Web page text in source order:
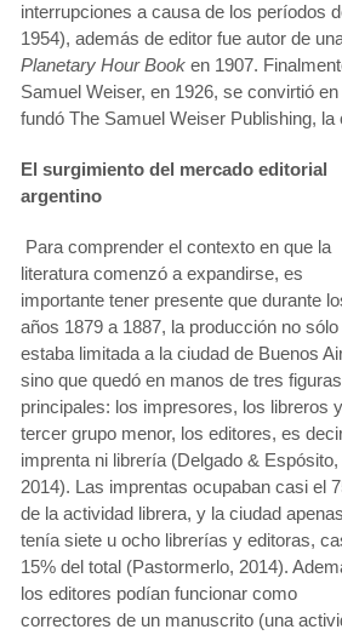
interrupciones a causa de los períodos
1954), además de editor fue autor de
Planetary Hour Book en 1907.
Samuel Weiser, en 1926, se convirtió
fundó The Samuel Weiser Publishing,
El surgimiento del mercado editorial
argentino
Para comprender el contexto en que la
literatura comenzó a expandirse, es
importante tener presente que durante
años 1879 a 1887, la producción no sólo
estaba limitada a la ciudad de Buenos
sino que quedó en manos de tres figuras
principales: los impresores, los libreros
tercer grupo menor, los editores, es
imprenta ni librería (Delgado & Espósito,
2014). Las imprentas ocupaban casi el
de la actividad librera, y la ciudad apenas
tenía siete u ocho librerías y editoras,
15% del total (Pastormerlo, 2014).
los editores podían funcionar como
correctores de un manuscrito (una